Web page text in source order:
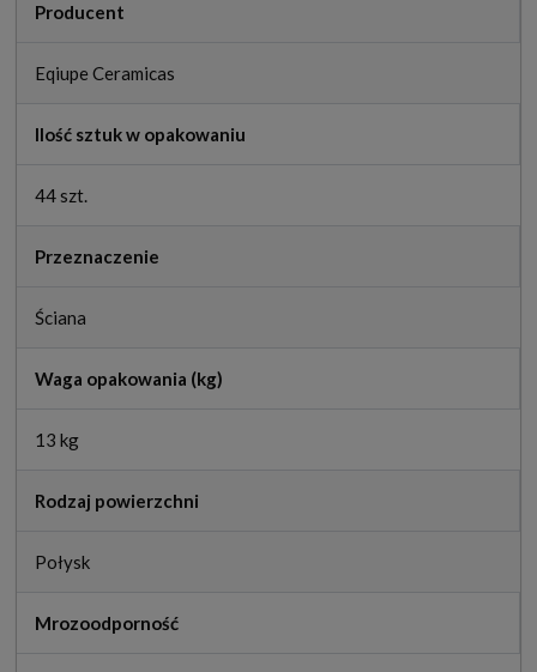
Producent
Eqiupe Ceramicas
Ilość sztuk w opakowaniu
44 szt.
Przeznaczenie
Ściana
Waga opakowania (kg)
13 kg
Rodzaj powierzchni
Połysk
Mrozoodporność